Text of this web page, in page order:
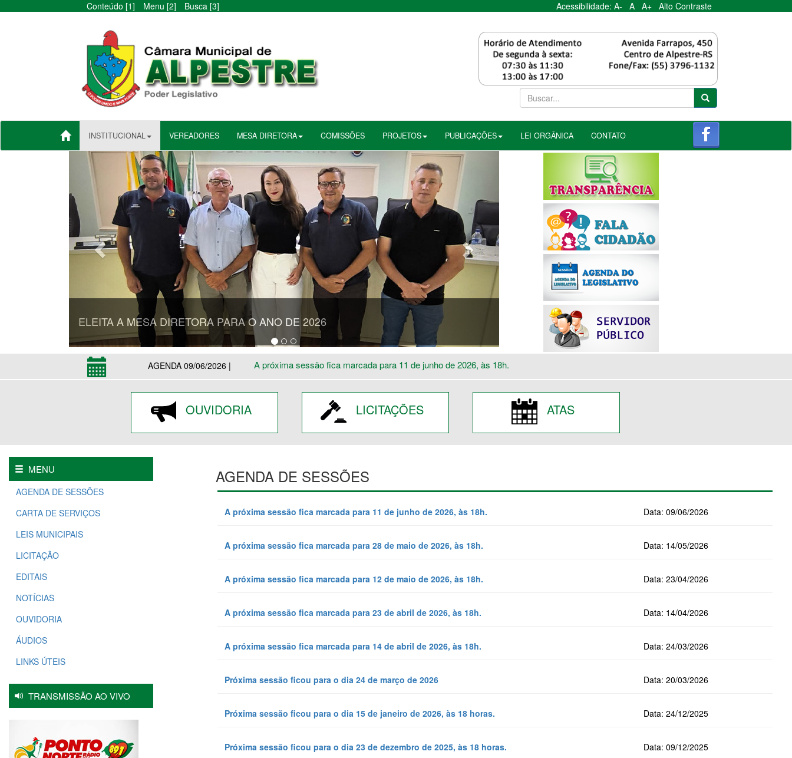
Conteúdo [1] Menu [2] Busca [3] Acessibilidade:A- A A+ Alto Contraste
INSTITUCIONAL VEREADORES MESA DIRETORA COMISSÕES PROJETOS PUBLICAÇÕES LEI ORGÂNICA CONTATO
REALIZADA A ÚLTIMA SESSÃO ORDINÁRIA DO ANO DE 2025.
Anterior
AGENDA 09/06/2026 | A próxima sessão fica marcada para 11 de junho de 2026, às 18h.
OUVIDORIA LICITAÇÕES ATAS
MENU
AGENDA DE SESSÕES
CARTA DE SERVIÇOS
LEIS MUNICIPAIS
LICITAÇÃO
EDITAIS
NOTÍCIAS
OUVIDORIA
ÁUDIOS
LINKS ÚTEIS
TRANSMISSÃO AO VIVO
AGENDA DE SESSÕES
A próxima sessão fica marcada para 11 de junho de 2026, às 18h. Data: 09/06/2026
A próxima sessão fica marcada para 28 de maio de 2026, às 18h. Data: 14/05/2026
A próxima sessão fica marcada para 12 de maio de 2026, às 18h. Data: 23/04/2026
A próxima sessão fica marcada para 23 de abril de 2026, às 18h. Data: 14/04/2026
A próxima sessão fica marcada para 14 de abril de 2026, às 18h. Data: 24/03/2026
Próxima sessão ficou para o dia 24 de março de 2026 Data: 20/03/2026
Próxima sessão ficou para o dia 15 de janeiro de 2026, às 18 horas. Data: 24/12/2025
Próxima sessão ficou para o dia 23 de dezembro de 2025, às 18 horas. Data: 09/12/2025